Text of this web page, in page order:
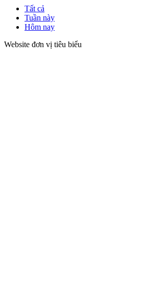
Tất cả
Tuần này
Hôm nay
Website đơn vị tiêu biểu